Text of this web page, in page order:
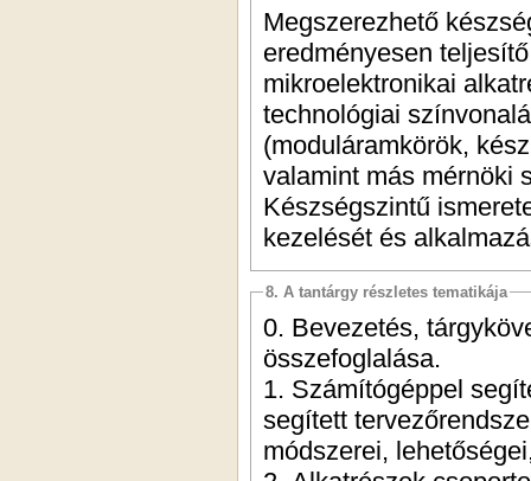
Megszerezhető
eredményesen
mikroelektronikai
technológiai
(moduláramkörök,
valamint más mérnöki
Készségszintű
kezelését és
8. A tantárgy részletes tematikája
0. Bevezetés,
összefoglalása.
1. Számítógéppel
segített
módszerei,